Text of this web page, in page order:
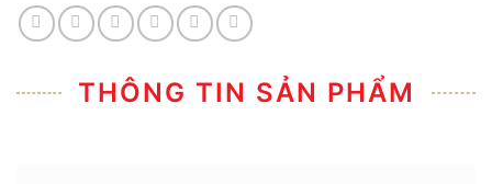
THÔNG TIN SẢN PHẨM